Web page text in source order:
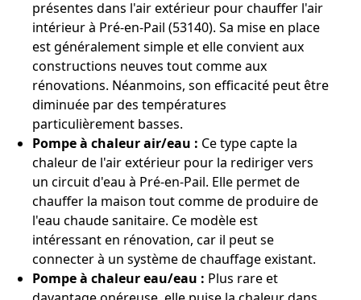
présentes dans l'air extérieur pour chauffer l'air
intérieur à Pré-en-Pail (53140). Sa mise en place
est généralement simple et elle convient aux
constructions neuves tout comme aux
rénovations. Néanmoins, son efficacité peut être
diminuée par des températures
particulièrement basses.
Pompe à chaleur air/eau : Ce type capte la
chaleur de l'air extérieur pour la rediriger vers
un circuit d'eau à Pré-en-Pail. Elle permet de
chauffer la maison tout comme de produire de
l'eau chaude sanitaire. Ce modèle est
intéressant en rénovation, car il peut se
connecter à un système de chauffage existant.
Pompe à chaleur eau/eau : Plus rare et